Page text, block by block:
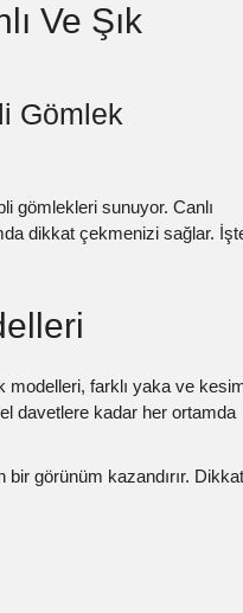
Ve Şık
Gömlek
gömlekleri sunuyor. Canlı
dikkat çekmenizi sağlar.
modelleri, farklı yaka ve
davetlere kadar her ortamda
bir görünüm kazandırır. Dikkat